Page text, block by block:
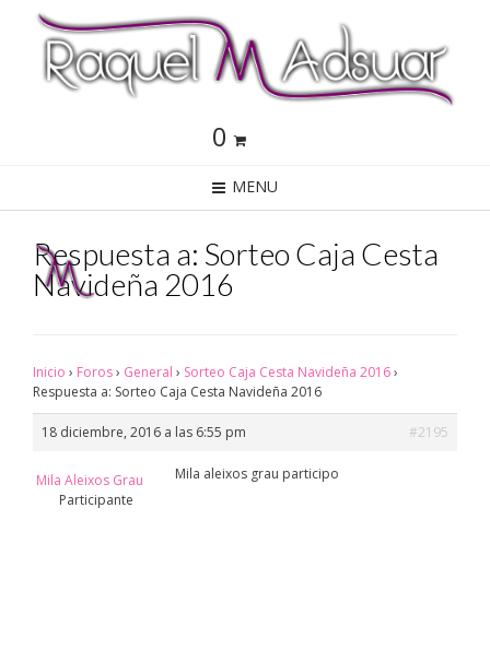
0
MENU
Respuesta a: Sorteo Caja Cesta
Navideña 2016
Inicio › Foros› General › Sorteo Caja Cesta Navideña 2016›
Respuesta a: Sorteo Caja Cesta Navideña 2016
18 diciembre, 2016 a las 6:55 pm #2195
Mila Aleixos Grau
Participante
Mila aleixos grau participo